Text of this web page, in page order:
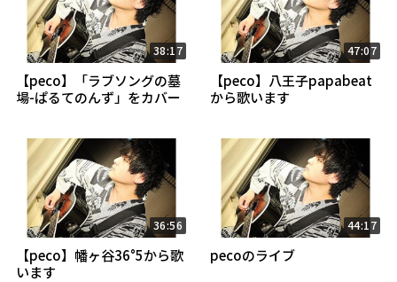
38:17
【peco】「ラブソングの墓
場-ぱるてのんず」をカバー
47:07
【peco】八王子papabeat
から歌います
36:56
【peco】幡ヶ谷36°5から歌
います
44:17
pecoのライブ